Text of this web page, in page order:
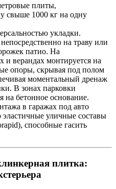
плиты,
свыше 1000 кг на одну
укладки.
на траву или
патио. На
и верандах монтируется на
опоры, скрывая под полом
моментальный дренаж
В зонах парковки
на бетонное основание.
в гаражах под авто
уличные составы
способные гасить
плитка: